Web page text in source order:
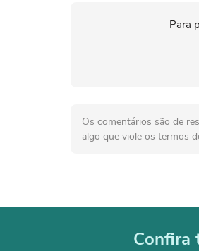
Para
Os comentários são de
algo que viole os termos
Confira